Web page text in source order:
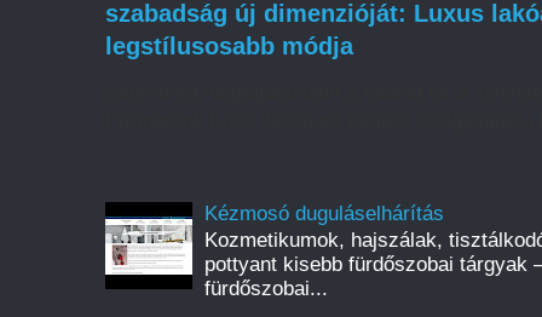
szabadság új dimenzióját: Luxus
legstílusosabb módja
Kézmosó duguláselhárítás
Kozmetikumok, hajszálak,
pottyant kisebb fürdőszobai tárgyak
fürdőszobai...